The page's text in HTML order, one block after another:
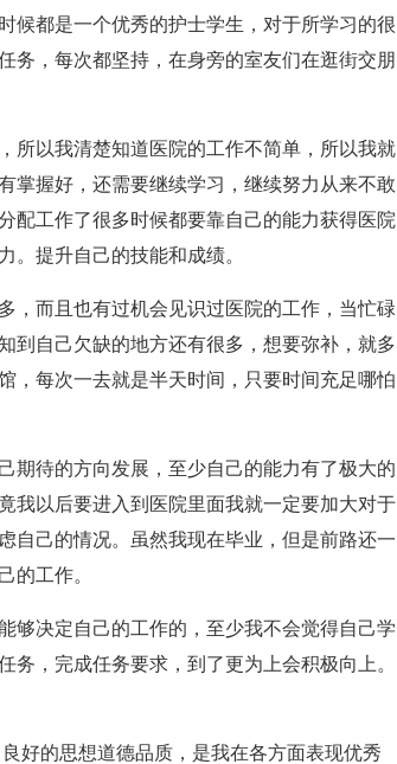
候都是一个优秀的护士学生，对于所学习的很
务，每次都坚持，在身旁的室友们在逛街交朋
所以我清楚知道医院的工作不简单，所以我就
掌握好，还需要继续学习，继续努力从来不敢
配工作了很多时候都要靠自己的能力获得医院
。提升自己的技能和成绩。
，而且也有过机会见识过医院的工作，当忙碌
到自己欠缺的地方还有很多，想要弥补，就多
，每次一去就是半天时间，只要时间充足哪怕
期待的方向发展，至少自己的能力有了极大的
我以后要进入到医院里面我就一定要加大对于
自己的情况。虽然我现在毕业，但是前路还一
的工作。
够决定自己的工作的，至少我不会觉得自己学
，完成任务要求，到了更为上会积极向上。
好的思想道德品质，是我在各方面表现优秀